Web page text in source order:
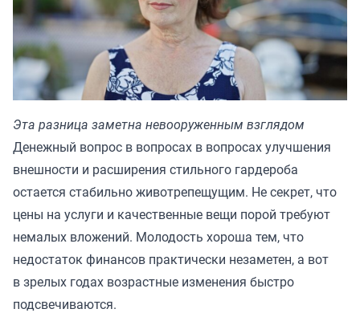
Эта разница заметна невооруженным взглядом
Денежный вопрос в вопросах в вопросах улучшения
внешности и расширения стильного гардероба
остается стабильно животрепещущим. Не секрет, что
цены на услуги и качественные вещи порой требуют
немалых вложений. Молодость хороша тем, что
недостаток финансов практически незаметен, а вот
в зрелых годах возрастные изменения быстро
подсвечиваются.